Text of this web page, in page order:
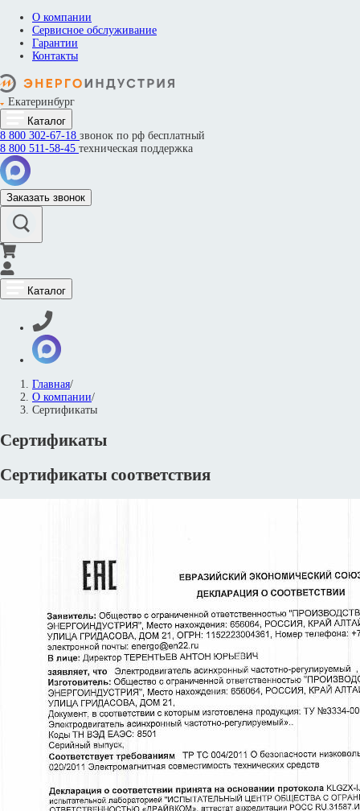
О компании
Сервисное обслуживание
Гарантии
Контакты
Екатеринбург
Каталог
8 800 302-67-18 звонок по рф бесплатный
8 800 511-58-45 техническая поддержка
Заказать звонок
Каталог
Главная/
О компании/
Сертификаты
Сертификаты
Сертификаты соответствия